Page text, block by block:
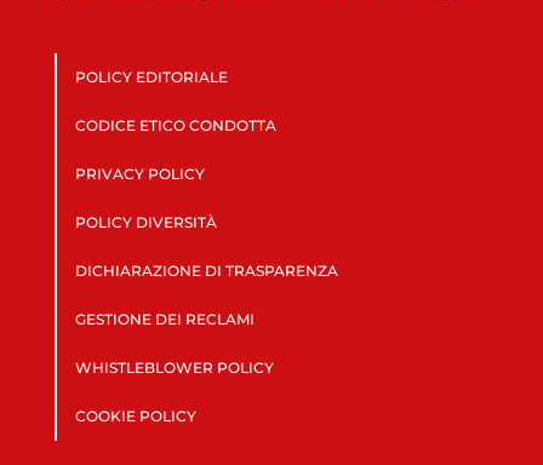
POLICY EDITORIALE
CODICE ETICO CONDOTTA
PRIVACY POLICY
POLICY DIVERSITÀ
DICHIARAZIONE DI TRASPARENZA
GESTIONE DEI RECLAMI
WHISTLEBLOWER POLICY
COOKIE POLICY